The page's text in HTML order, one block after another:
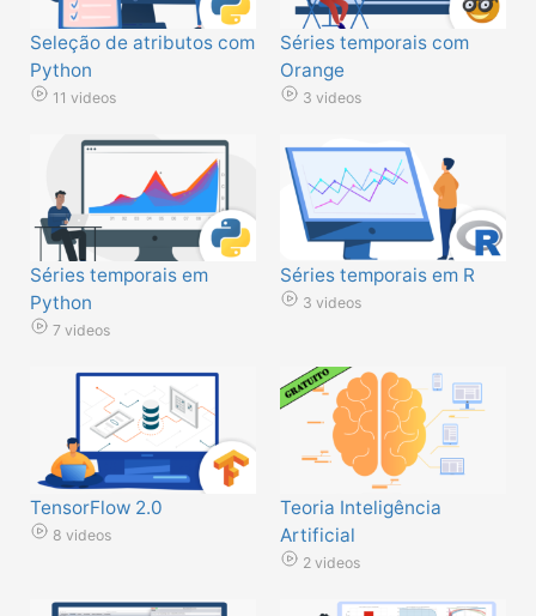
Seleção de atributos com
Python
11 videos
Séries temporais com
Orange
3 videos
Séries temporais em
Python
7 videos
Séries temporais em R
3 videos
TensorFlow 2.0
8 videos
Teoria Inteligência
Artificial
2 videos